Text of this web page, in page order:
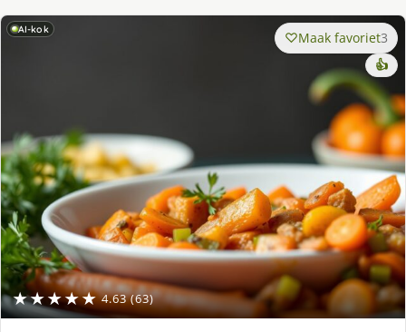
AI-kok
★★★★★ 4.63 (63)
Maak favoriet3
👍